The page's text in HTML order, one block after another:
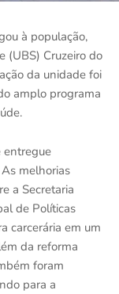
à população,
(UBS) Cruzeiro do
da unidade foi
amplo programa
entregue
melhorias
a Secretaria
de Políticas
carcerária em um
da reforma
foram
para a